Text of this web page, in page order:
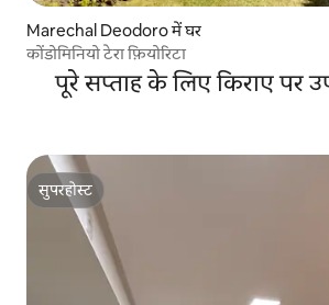
Marechal Deodoro में घर
कोंडोमिनियो टेरा फ़ियोरिटा
पूरे सप्ताह के लिए किराए पर
सुपरहोस्ट
सुपरहोस्ट